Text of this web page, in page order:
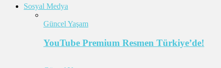
Sosyal Medya
Güncel Yaşam
YouTube Premium Resmen Türkiye’de!